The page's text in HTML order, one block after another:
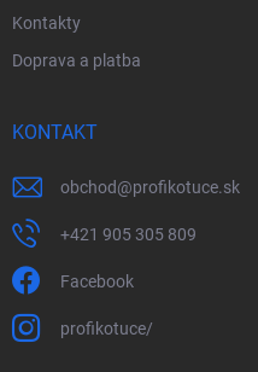
Kontakty
Doprava a platba
KONTAKT
obchod@profikotuce.sk
+421 905 305 809
Facebook
profikotuce/